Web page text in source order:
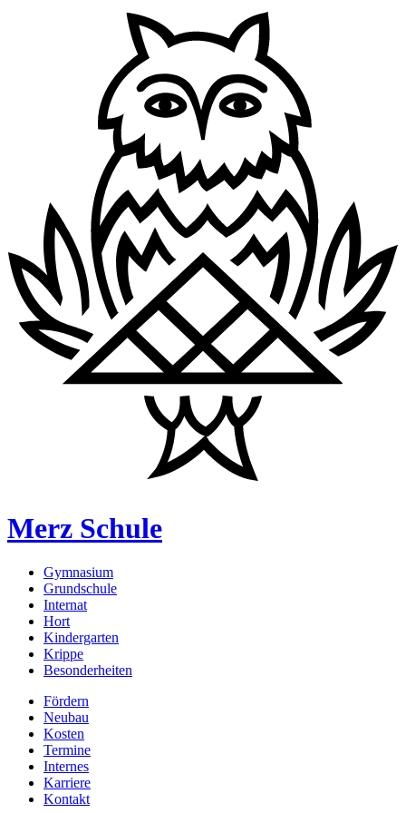
Merz Schule
Gymnasium
Grundschule
Internat
Hort
Kindergarten
Krippe
Besonderheiten
Fördern
Neubau
Kosten
Termine
Internes
Karriere
Kontakt